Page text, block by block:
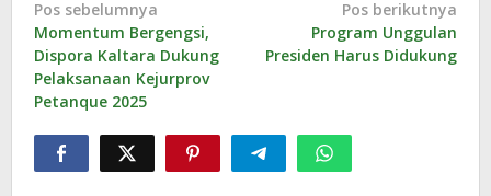
Navigasi
pos
Pos sebelumnya
Momentum Bergengsi,
Dispora Kaltara Dukung
Pelaksanaan Kejurprov
Petanque 2025
Pos berikutnya
Program Unggulan
Presiden Harus Didukung